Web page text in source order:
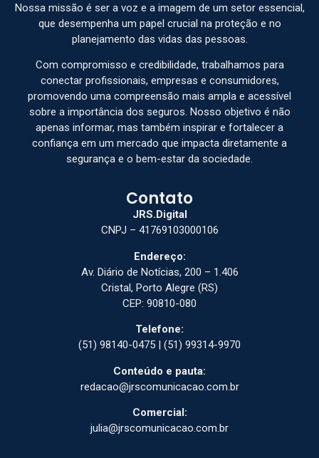
Nossa missão é ser a voz e a imagem de um setor essencial,
que desempenha um papel crucial na proteção e no
planejamento das vidas das pessoas.
Com compromisso e credibilidade, trabalhamos para
conectar profissionais, empresas e consumidores,
promovendo uma compreensão mais ampla e acessível
sobre a importância dos seguros. Nosso objetivo é não
apenas informar, mas também inspirar e fortalecer a
confiança em um mercado que impacta diretamente a
segurança e o bem-estar da sociedade.
Contato
JRS.Digital
CNPJ – 41769103000106
Endereço:
Av. Diário de Notícias, 200 – 1.406
Cristal, Porto Alegre (RS)
CEP: 90810-080
Telefone:
(51) 98140-0475 | (51) 99314-9970
Conteúdo e pauta:
redacao@jrscomunicacao.com.br
Comercial:
julia@jrscomunicacao.com.br